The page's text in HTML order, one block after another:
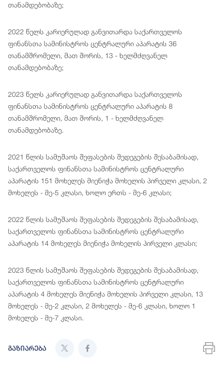
თანამდებობაზე;
2022 წელს კარიერულად განვითარდა საქართველოს
ფინანსთა სამინისტროს ცენტრალური აპარატის 36
თანამშრომელი, მათ შორის, 13 - ხელმძღვანელ
თანამდებობაზე;
2023 წელს კარიერულად განვითარდა საქართველოს
ფინანსთა სამინისტროს ცენტრალური აპარატის 8
თანამშრომელი, მათ შორის, 1 - ხელმძღვანელ
თანამდებობაზე.
2021 წლის სამუშაოს შეფასების შედეგების შესაბამისად,
საქართველოს ფინანსთა სამინისტროს ცენტრალური
აპარატის 151 მოხელეს მიენიჭა მოხელის პირველი კლასი, 2
მოხელეს - მე-5 კლასი, ხოლო ერთს - მე-6 კლასი;
2022 წლის სამუშაოს შეფასების შედეგების შესაბამისად,
საქართველოს ფინანსთა სამინისტროს ცენტრალური
აპარატის 14 მოხელეს მიენიჭა მოხელის პირველი კლასი;
2023 წლის სამუშაოს შეფასების შედეგების შესაბამისად,
საქართველოს ფინანსთა სამინისტროს ცენტრალური
აპარატის 4 მოხელეს მიენიჭა მოხელის პირველი კლასი, 13
მოხელეს - მე-2 კლასი, 2 მოხელეს - მე-6 კლასი, ხოლო 1
მოხელეს - მე-7 კლასი.
გაზიარება